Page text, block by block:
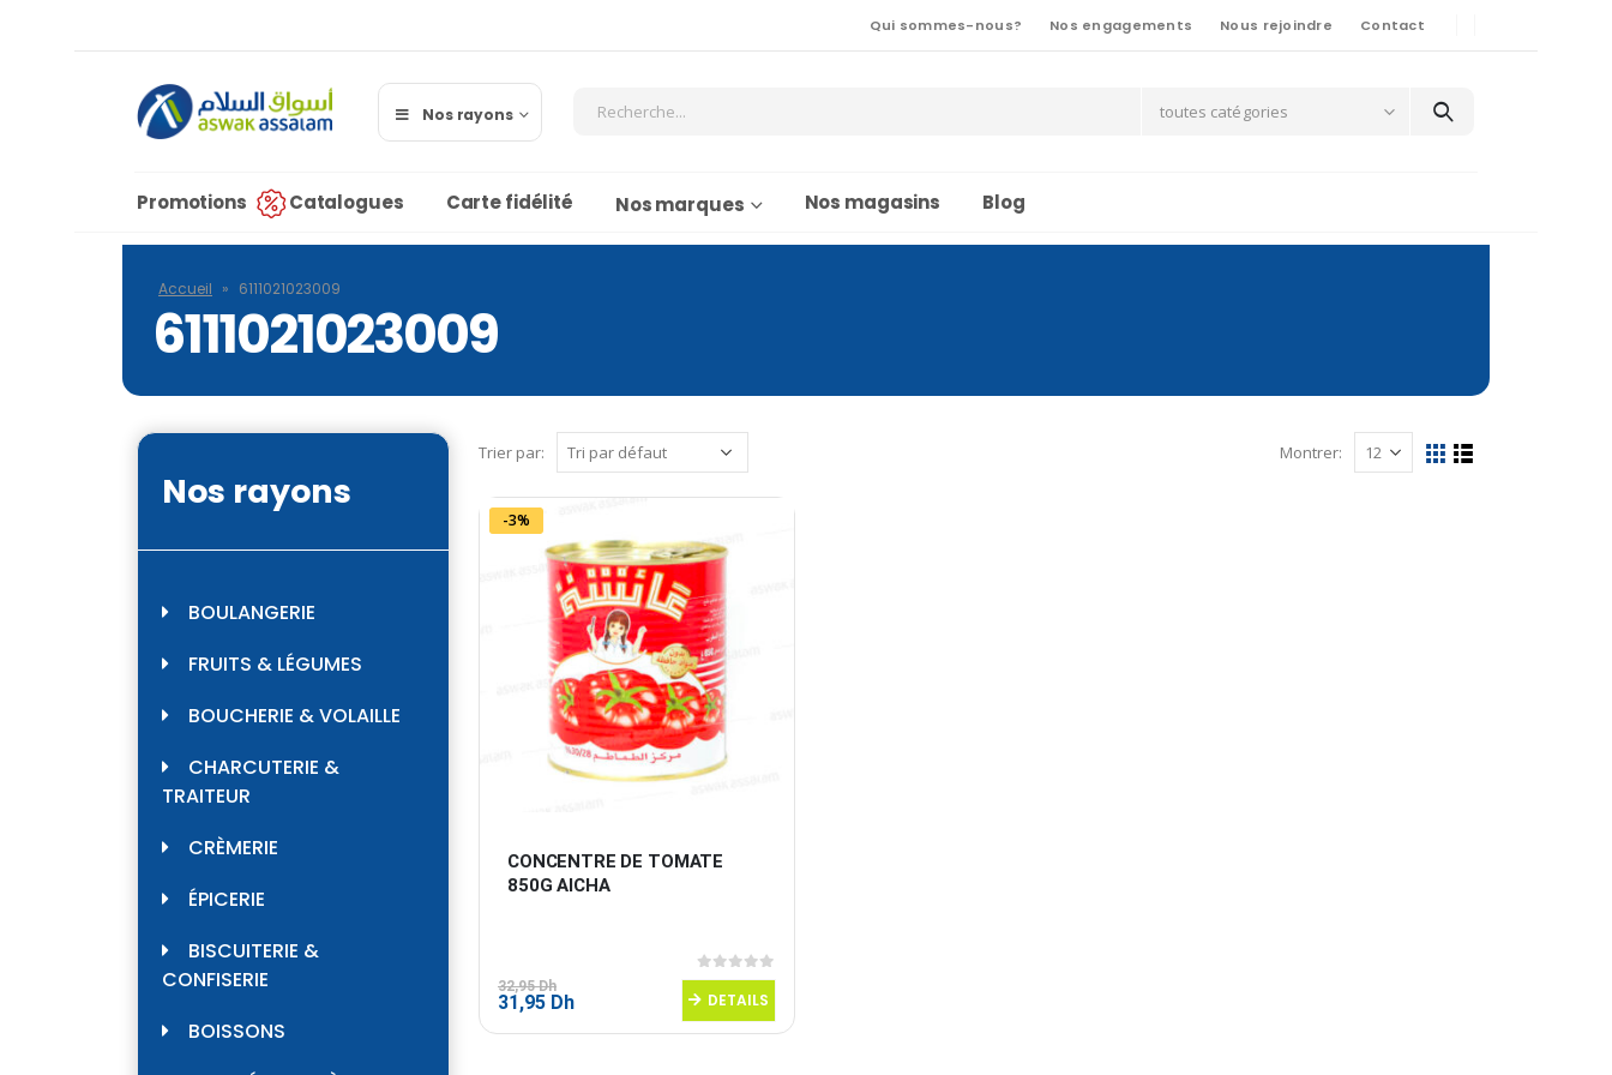
Qui sommes-nous? Nos engagements Nous rejoindre Contact
Nos rayons toutes catégories
Promotions Catalogues Carte fidélité Nos marques Nos magasins Blog
Accueil » 6111021023009
6111021023009
Trier par: Montrer:
-3%
CONCENTRE DE TOMATE
850G AICHA
0sur 5
32,95Dh
Le
initial
31,95 DhLe
actuel
DETAILS
Nos rayons
BOULANGERIE
FRUITS & LÉGUMES
BOUCHERIE & VOLAILLE
CHARCUTERIE &
TRAITEUR
CRÈMERIE
ÉPICERIE
BISCUITERIE &
CONFISERIE
BOISSONS